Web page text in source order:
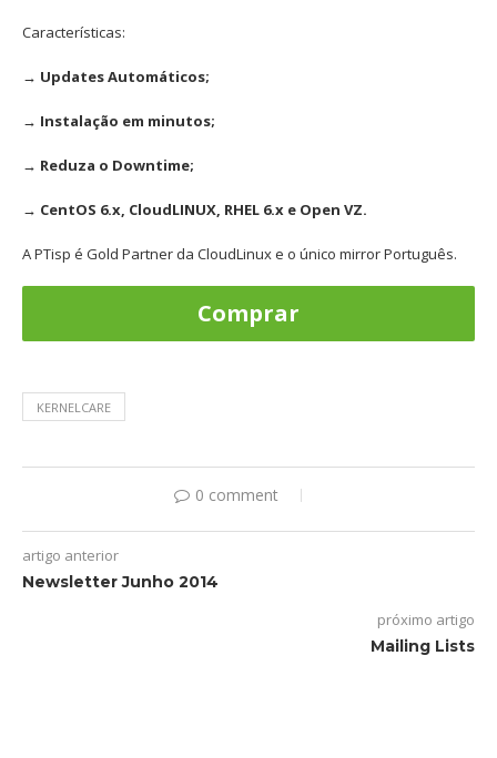
Características:
→ Updates Automáticos;
→ Instalação em minutos;
→ Reduza o Downtime;
→ CentOS 6.x, CloudLINUX, RHEL 6.x e Open VZ.
A PTisp é Gold Partner da CloudLinux e o único mirror Português.
Comprar
KERNELCARE
0 comment
artigo anterior
Newsletter Junho 2014
próximo artigo
Mailing Lists